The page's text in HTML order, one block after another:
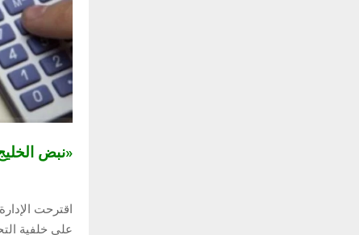
«نبض
على خلفية